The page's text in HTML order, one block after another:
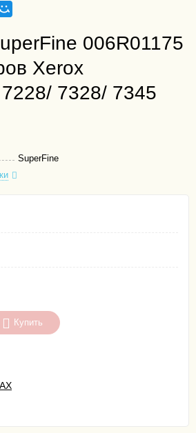
006R01175
Xerox
7328/ 7345
SuperFine
Купить